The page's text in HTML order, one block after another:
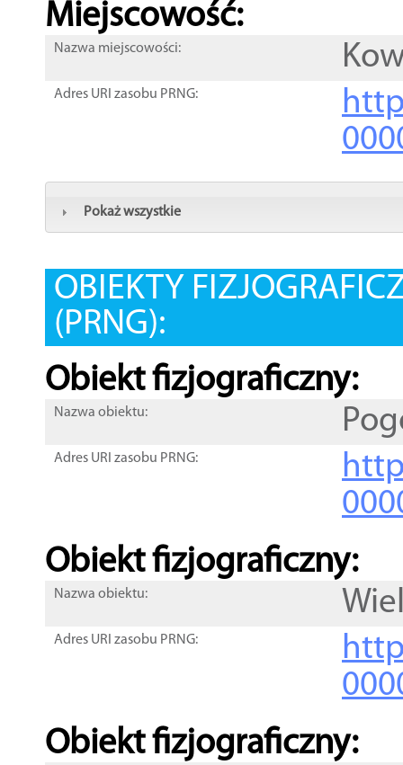
Miejscowość:
Nazwa miejscowości:
Adres URI zasobu PRNG:
Pokaż wszystkie
OBIEKTY
(PRNG):
Obiekt fizjograficzny:
Nazwa obiektu:
Adres URI zasobu PRNG:
Obiekt fizjograficzny:
Nazwa obiektu:
Adres URI zasobu PRNG:
Obiekt fizjograficzny: